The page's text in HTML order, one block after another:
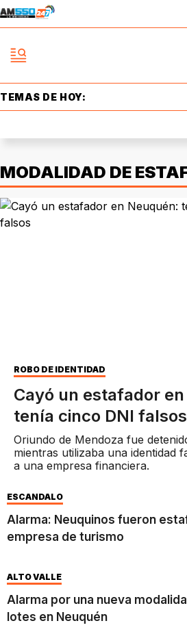
TEMAS DE HOY:
MODALIDAD DE
ROBO DE IDENTIDAD
Cayó un estafador
tenía cinco DNI falsos
Oriundo de Mendoza fue
mientras utilizaba una identidad
a una empresa financiera.
ESCÁNDALO
Alarma: Neuquinos fueron
empresa de turismo
ALTO VALLE
Alarma por una nueva
lotes en Neuquén